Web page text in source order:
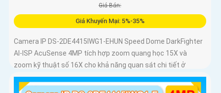
Giá Bán:
Giá Khuyến Mại: 5%-35%
Camera IP DS-2DE4415IWG1-EHUN Speed Dome DarkFighter
AI-ISP AcuSense 4MP tích hợp zoom quang học 15X và
zoom kỹ thuật số 16X cho khả năng quan sát chi tiết ở
khoảng cách xa, AI AcuSense nhận diện người và phương
tiện hỗ trợ chụp đồng thời tối đa 5 khuôn mặt